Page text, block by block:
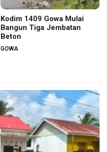
Kodim 1409 Gowa Mulai
Bangun Tiga Jembatan
Beton
GOWA